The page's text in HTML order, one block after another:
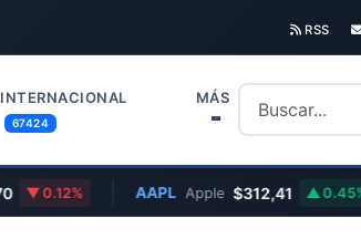
RSS
INTERNACIONAL
67424
MÁS
0.12% AAPL Apple $312,41 0.45%